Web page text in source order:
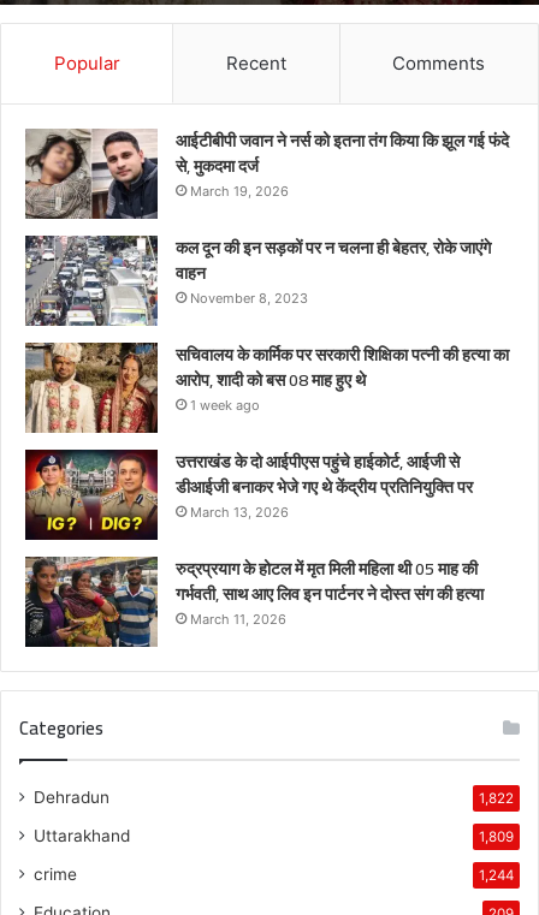
गए
प्रतिनियुक्ति
Popular Recent Comments
आईटीबीपी जवान ने नर्स को इतना तंग किया कि झूल गई फंदे
से, मुकदमा दर्ज
March 19, 2026
कल दून की इन सड़कों पर न चलना ही बेहतर, रोके जाएंगे
वाहन
November 8, 2023
सचिवालय के कार्मिक पर सरकारी शिक्षिका पत्नी की हत्या का
आरोप, शादी को बस 08 माह हुए थे
1 week ago
उत्तराखंड के दो आईपीएस पहुंचे हाईकोर्ट, आईजी से
डीआईजी बनाकर भेजे गए थे केंद्रीय प्रतिनियुक्ति पर
March 13, 2026
रुद्रप्रयाग के होटल में मृत मिली महिला थी 05 माह की
गर्भवती, साथ आए लिव इन पार्टनर ने दोस्त संग की हत्या
March 11, 2026
Categories
Dehradun 1,822
Uttarakhand 1,809
crime 1,244